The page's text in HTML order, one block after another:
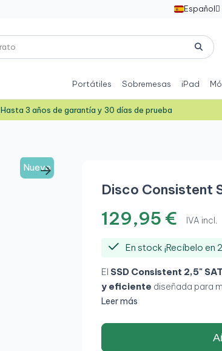
Español 
Portátiles Sobremesas iPad
Hasta 3 años de garantía y 30 días de prueba
Nuevo
Disco Consistent
129,95 € IVA incl.
En stock ¡Recíbelo en
El SSD Consistent 2,5"
y eficiente diseñada para
y portátiles. Con una
experiencia más fluida en
proporciona
Leer más